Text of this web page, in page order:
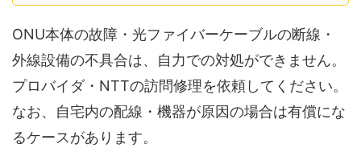
ONU本体の故障・光ファイバーケーブルの断線・
外線設備の不具合は、自力での対処ができません。
プロバイダ・NTTの訪問修理を依頼してください。
なお、自宅内の配線・機器が原因の場合は有償にな
るケースがあります。